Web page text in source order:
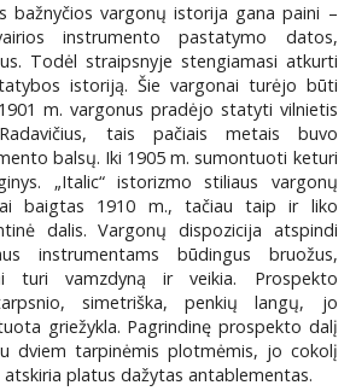
bažnyčios vargonų istorija gana paini –
instrumento pastatymo datos,
Todėl straipsnyje stengiamasi atkurti
istoriją. Šie vargonai turėjo būti
m. vargonus pradėjo statyti vilnietis
tais pačiais metais buvo
balsų. Iki 1905 m. sumontuoti keturi
„Italic“ istorizmo stiliaus vargonų
baigtas 1910 m., tačiau taip ir liko
dalis. Vargonų dispozicija atspindi
instrumentams būdingus bruožus,
turi vamzdyną ir veikia. Prospekto
simetriška, penkių langų, jo
griežykla. Pagrindinę prospekto dalį
dviem tarpinėmis plotmėmis, jo cokolį
platus dažytas antablementas.